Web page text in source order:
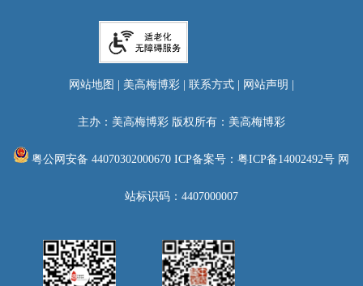
网站地图 美高梅博彩 联系方式 网站声明
主办：美高梅博彩 版权所有：美高梅博彩
粤公网安备 44070302000670 ICP备案号：粤ICP备14002492号 网
站标识码：4407000007